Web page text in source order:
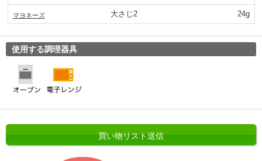
マヨネーズ 大さじ2 24g
使用する調理器具
買い物リスト送信